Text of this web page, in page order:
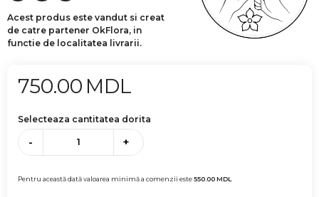
Acest produs este vandut si creat
de catre partener OkFlora, in
functie de localitatea livrarii.
750.00 MDL
Selecteaza cantitatea dorita
- +
Pentru această dată valoarea minimă a comenzii este550.00MDL